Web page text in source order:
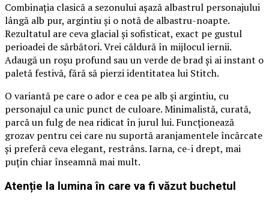
Combinația clasică a sezonului așază albastrul personajului
lângă alb pur, argintiu și o notă de albastru-noapte.
Rezultatul are ceva glacial și sofisticat, exact pe gustul
perioadei de sărbători. Vrei căldură în mijlocul iernii.
Adaugă un roșu profund sau un verde de brad și ai instant o
paletă festivă, fără să pierzi identitatea lui Stitch.
O variantă pe care o ador e cea pe alb și argintiu, cu
personajul ca unic punct de culoare. Minimalistă, curată,
parcă un fulg de nea ridicat în jurul lui. Funcționează
grozav pentru cei care nu suportă aranjamentele încărcate
și preferă ceva elegant, restrâns. Iarna, ce-i drept, mai
puțin chiar înseamnă mai mult.
Atenție la lumina în care va fi văzut buchetul